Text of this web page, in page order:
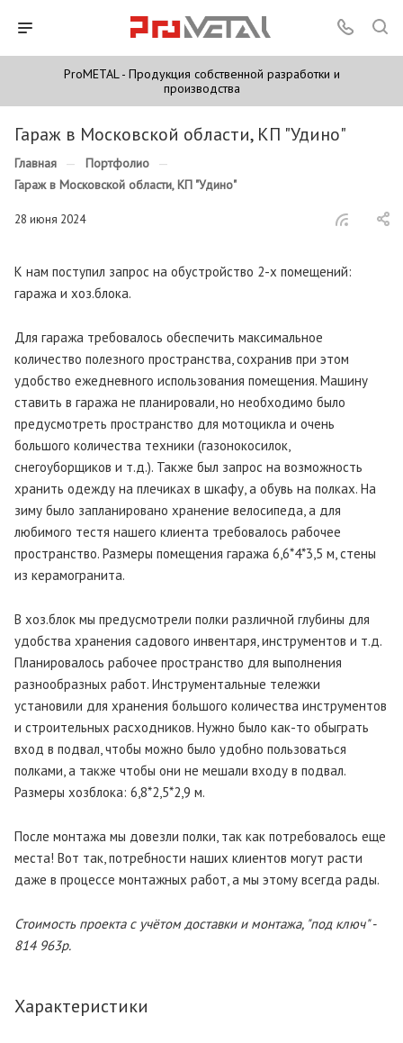
ProMETAL - Продукция собственной разработки и
производства
Гараж в Московской области, КП "Удино"
Главная — Портфолио —
Гараж в Московской области, КП "Удино"
28 июня 2024
К нам поступил запрос на обустройство 2-х помещений:
гаража и хоз.блока.
Для гаража требовалось обеспечить максимальное
количество полезного пространства, сохранив при этом
удобство ежедневного использования помещения. Машину
ставить в гаража не планировали, но необходимо было
предусмотреть пространство для мотоцикла и очень
большого количества техники (газонокосилок,
снегоуборщиков и т.д.). Также был запрос на возможность
хранить одежду на плечиках в шкафу, а обувь на полках. На
зиму было запланировано хранение велосипеда, а для
любимого тестя нашего клиента требовалось рабочее
пространство. Размеры помещения гаража 6,6*4*3,5 м, стены
из керамогранита.
В хоз.блок мы предусмотрели полки различной глубины для
удобства хранения садового инвентаря, инструментов и т.д.
Планировалось рабочее пространство для выполнения
разнообразных работ. Инструментальные тележки
установили для хранения большого количества инструментов
и строительных расходников. Нужно было как-то обыграть
вход в подвал, чтобы можно было удобно пользоваться
полками, а также чтобы они не мешали входу в подвал.
Размеры хозблока: 6,8*2,5*2,9 м.
После монтажа мы довезли полки, так как потребовалось еще
места! Вот так, потребности наших клиентов могут расти
даже в процессе монтажных работ, а мы этому всегда рады.
Стоимость проекта с учётом доставки и монтажа, "под ключ" -
814 963р.
Характеристики